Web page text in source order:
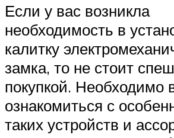
Если у вас возникла
необходимость в
калитку
замка, то не стоит
покупкой. Необходимо
ознакомиться с
таких устройств и